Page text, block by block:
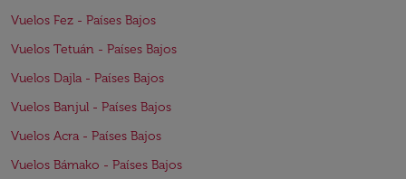
Vuelos Fez - Países Bajos
Vuelos Tetuán - Países Bajos
Vuelos Dajla - Países Bajos
Vuelos Banjul - Países Bajos
Vuelos Acra - Países Bajos
Vuelos Bámako - Países Bajos